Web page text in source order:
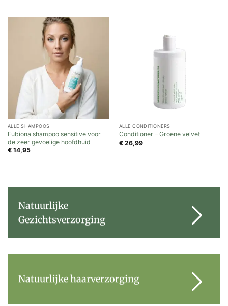
ALLE SHAMPOOS
Eubiona shampoo sensitive voor
de zeer gevoelige hoofdhuid
€14,95
ALLE CONDITIONERS
Conditioner – Groene velvet
€26,99
Natuurlijke
Gezichtsverzorging
Natuurlijke haarverzorging